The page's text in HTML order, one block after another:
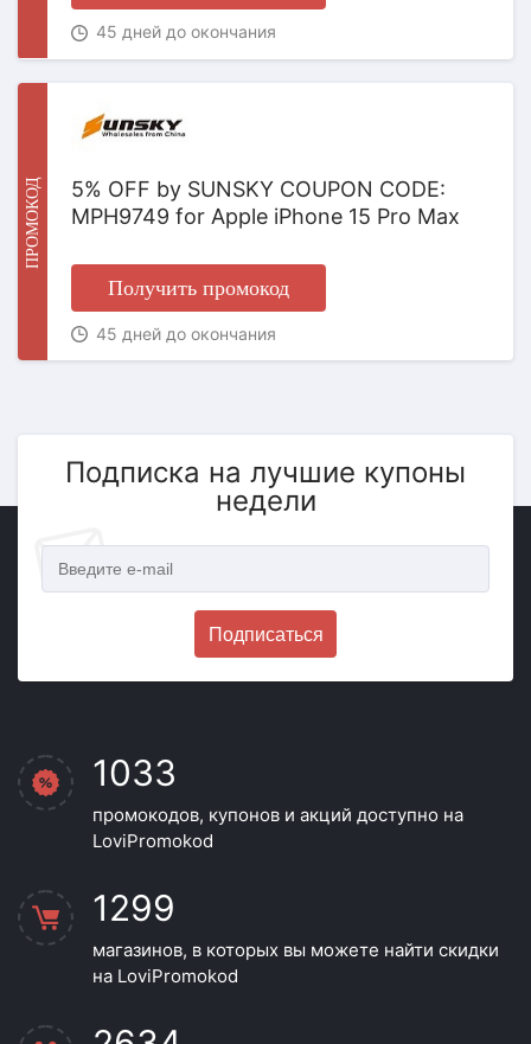
45 дней до окончания
ПРОМОКОД
5% OFF by SUNSKY COUPON CODE:
MPH9749 for Apple iPhone 15 Pro Max
Получить промокод
45 дней до окончания
Подписка на лучшие купоны
недели
Подписаться
1033
промокодов, купонов и акций доступно на
LoviPromokod
1299
магазинов, в которых вы можете найти скидки
на LoviPromokod